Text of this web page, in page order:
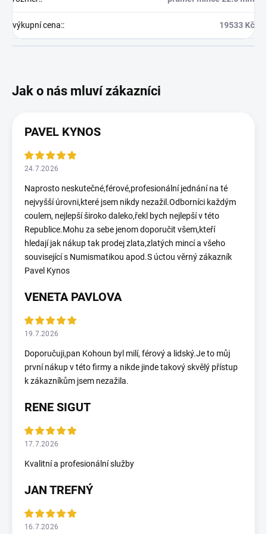
výkupní cena:: 19533 Kč
PAVEL KYNOS
24.7.2026
Naprosto neskutečné,férové,profesionální jednání na té
nejvyšší úrovni,které jsem nikdy nezažil.Odborníci každým
coulem, nejlepší široko daleko,řekl bych nejlepší v této
Republice.Mohu za sebe jenom doporučit všem,kteří
hledají jak nákup tak prodej zlata,zlatých mincí a všeho
související s Numismatikou apod.S úctou věrný zákazník
Pavel Kynos
VENETA PAVLOVA
19.7.2026
Doporučuji,pan Kohoun byl milí, férový a lidský.Je to můj
první nákup v této firmy a nikde jinde takový skvělý přístup
k zákazníkům jsem nezažila.
RENE SIGUT
17.7.2026
Kvalitní a profesionální služby
JAN TREFNÝ
16.7.2026